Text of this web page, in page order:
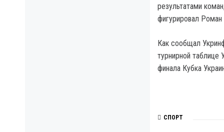
результатами
фигурировал
Как сообщал
турнирной
финала Кубка
СПОРТ